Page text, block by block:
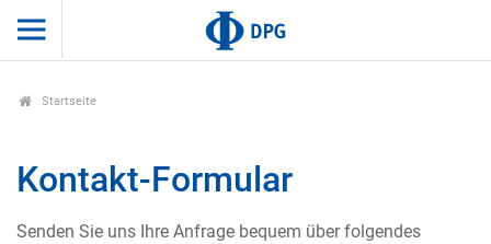
Startseite
Kontakt-Formular
Senden Sie uns Ihre Anfrage bequem über folgendes